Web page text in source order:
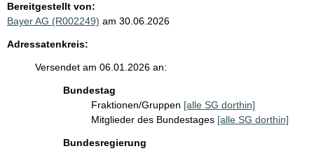
Bereitgestellt von:
Bayer AG (R002249) am 30.06.2026
Adressatenkreis:
Versendet am 06.01.2026 an:
Bundestag
Fraktionen/Gruppen [alle SG dorthin]
Mitglieder des Bundestages [alle SG dorthin]
Bundesregierung